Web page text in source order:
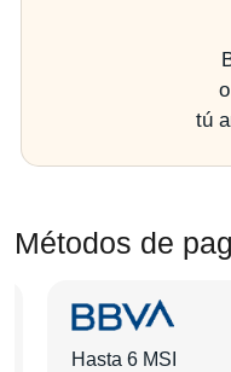
tú
Métodos de
Hasta 6 MSI